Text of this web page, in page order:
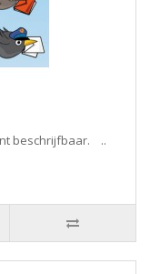
beschrijfbaar. ..